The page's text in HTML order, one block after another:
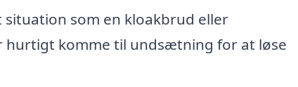
som en kloakbrud eller
hurtigt komme til undsætning for at løse